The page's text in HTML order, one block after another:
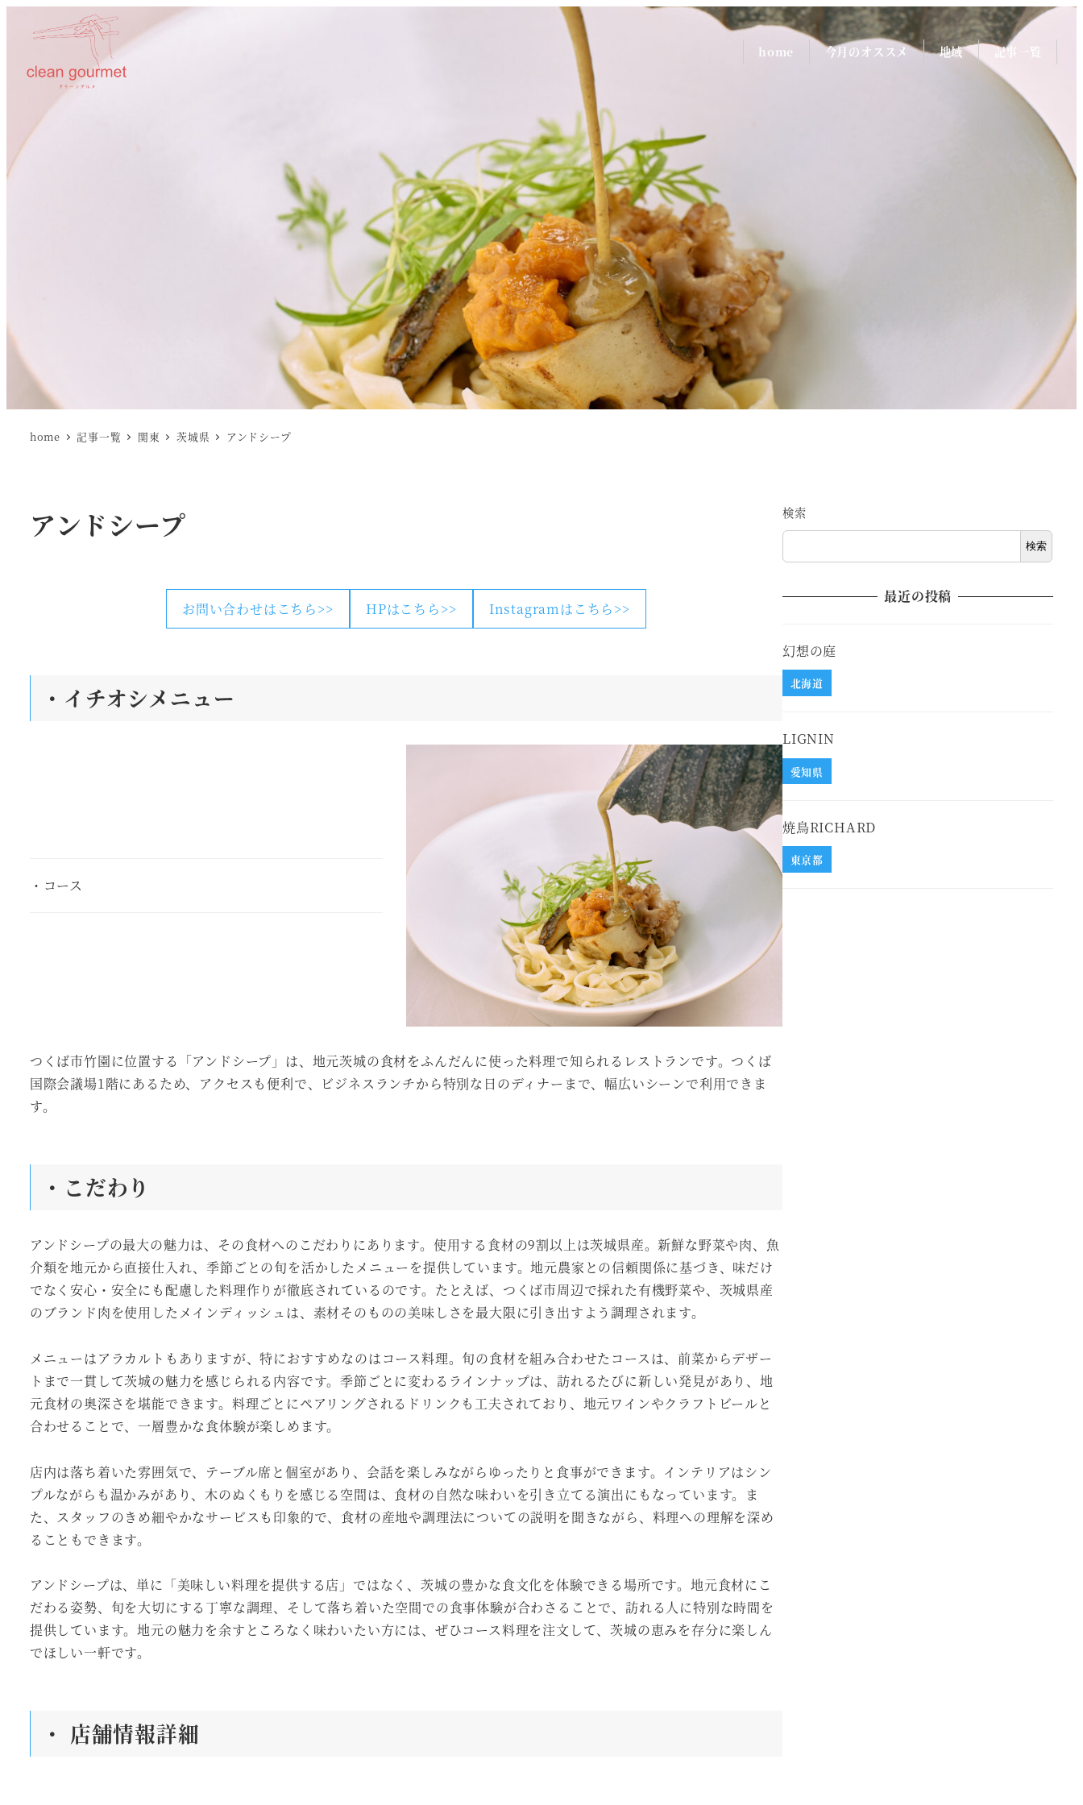
home 今月のオススメ 地域 記事一覧
home 記事一覧 関東 茨城県 アンドシープ
アンドシープ
お問い合わせはこちら>> HPはこちら>> Instagramはこちら>>
・ イチオシメニュー
・コース
つくば市竹園に位置する「アンドシープ」は、地元茨城の食材をふんだんに使った料理で知られるレストランです。つくば
国際会議場1階にあるため、アクセスも便利で、ビジネスランチから特別な日のディナーまで、幅広いシーンで利用できま
す。
・こだわり
アンドシープの最大の魅力は、その食材へのこだわりにあります。使用する食材の9割以上は茨城県産。新鮮な野菜や肉、魚
介類を地元から直接仕入れ、季節ごとの旬を活かしたメニューを提供しています。地元農家との信頼関係に基づき、味だけ
でなく安心・安全にも配慮した料理作りが徹底されているのです。たとえば、つくば市周辺で採れた有機野菜や、茨城県産
のブランド肉を使用したメインディッシュは、素材そのものの美味しさを最大限に引き出すよう調理されます。
メニューはアラカルトもありますが、特におすすめなのはコース料理。旬の食材を組み合わせたコースは、前菜からデザー
トまで一貫して茨城の魅力を感じられる内容です。季節ごとに変わるラインナップは、訪れるたびに新しい発見があり、地
元食材の奥深さを堪能できます。料理ごとにペアリングされるドリンクも工夫されており、地元ワインやクラフトビールと
合わせることで、一層豊かな食体験が楽しめます。
店内は落ち着いた雰囲気で、テーブル席と個室があり、会話を楽しみながらゆったりと食事ができます。インテリアはシン
プルながらも温かみがあり、木のぬくもりを感じる空間は、食材の自然な味わいを引き立てる演出にもなっています。ま
た、スタッフのきめ細やかなサービスも印象的で、食材の産地や調理法についての説明を聞きながら、料理への理解を深め
ることもできます。
アンドシープは、単に「美味しい料理を提供する店」ではなく、茨城の豊かな食文化を体験できる場所です。地元食材にこ
だわる姿勢、旬を大切にする丁寧な調理、そして落ち着いた空間での食事体験が合わさることで、訪れる人に特別な時間を
提供しています。地元の魅力を余すところなく味わいたい方には、ぜひコース料理を注文して、茨城の恵みを存分に楽しん
でほしい一軒です。
・ 店舗情報詳細
検索
検索
最近の投稿
幻想の庭
北海道
LIGNIN
愛知県
焼鳥RICHARD
東京都